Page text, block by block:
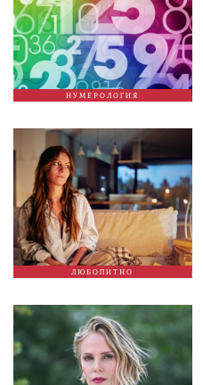
НУМЕРОЛОГИЯ
ЛЮБОПИТНО